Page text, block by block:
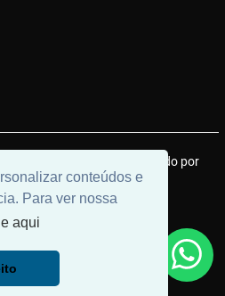
conteúdos e
Para ver nossa
aqui
MGJ 9183 | Desenvolvido por